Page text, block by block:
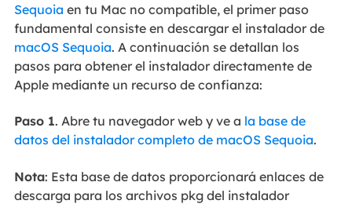
Sequoia en tu Mac no compatible, el primer paso
fundamental consiste en descargar el instalador de
macOS Sequoia. A continuación se detallan los
pasos para obtener el instalador directamente de
Apple mediante un recurso de confianza:
Paso 1. Abre tu navegador web y ve a la base de
datos del instalador completo de macOS Sequoia.
Nota: Esta base de datos proporcionará enlaces de
descarga para los archivos pkg del instalador